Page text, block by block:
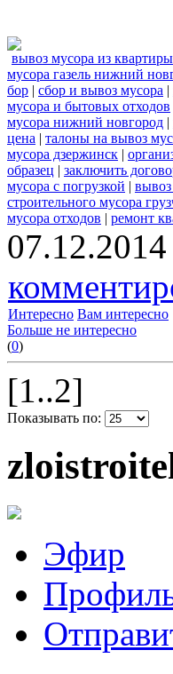
вывоз мусора из квартиры
мусора газель нижний
бор | сбор и вывоз мусора |
мусора и бытовых отходов
мусора нижний новгород |
цена | талоны на вывоз
мусора дзержинск |
образец | заключить
мусора с погрузкой |
строительного мусора
мусора отходов | ремонт
Интересно Вам интересно
Больше не интересно
(0)
[1..2]
Показывать по:
Эфир